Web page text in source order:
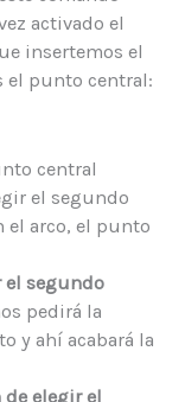
activado el
insertemos el
el punto central:
central
el segundo
el arco, el punto
el segundo
pedirá la
y ahí acabará la
de elegir el